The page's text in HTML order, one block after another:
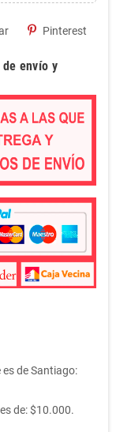
Pinterest
envío y
de Santiago:
de: $10.000.